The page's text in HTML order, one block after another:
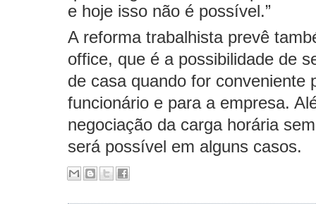
e hoje isso não é possível.”
A reforma trabalhista prevê
office, que é a possibilidade de
de casa quando for conveniente
funcionário e para a empresa.
negociação da carga horária
será possível em alguns casos.